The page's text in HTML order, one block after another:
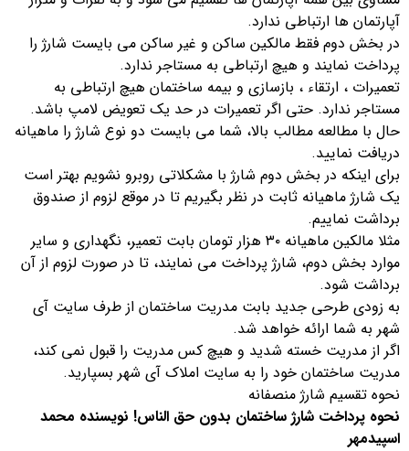
آپارتمان ها ارتباطی ندارد.
در بخش دوم فقط مالکین ساکن و غیر ساکن می بایست شارژ را
پرداخت نمایند و هیچ ارتباطی به مستاجر ندارد.
تعمیرات ، ارتقاء ، بازسازی و بیمه ساختمان هیچ ارتباطی به
مستاجر ندارد. حتی اگر تعمیرات در حد یک تعویض لامپ باشد.
حال با مطالعه مطالب بالا، شما می بایست دو نوع شارژ را ماهیانه
دریافت نمایید.
برای اینکه در بخش دوم شارژ با مشکلاتی روبرو نشویم بهتر است
یک شارژ ماهیانه ثابت در نظر بگیریم تا در موقع لزوم از صندوق
برداشت نماییم.
مثلا مالکین ماهیانه ۳۰ هزار تومان بابت تعمیر، نگهداری و سایر
موارد بخش دوم، شارژ پرداخت می نمایند، تا در صورت لزوم از آن
برداشت شود.
به زودی طرحی جدید بابت مدریت ساختمان از طرف سایت آی
شهر به شما ارائه خواهد شد.
اگر از مدریت خسته شدید و هیچ کس مدریت را قبول نمی کند،
مدریت ساختمان خود را به سایت املاک آی شهر بسپارید.
نحوه تقسیم شارژ منصفانه
نحوه پرداخت شارژ ساختمان بدون حق الناس! نویسنده محمد
اسپیدمهر